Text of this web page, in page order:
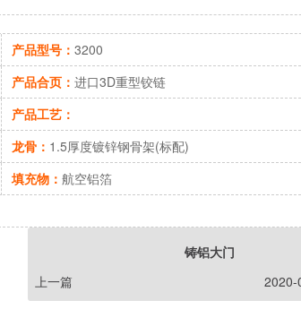
产品型号： 3200
产品合页： 进口3D重型铰链
产品工艺：
龙骨： 1.5厚度镀锌钢骨架(标配)
填充物： 航空铝箔
铸铝大门
上一篇
2020-